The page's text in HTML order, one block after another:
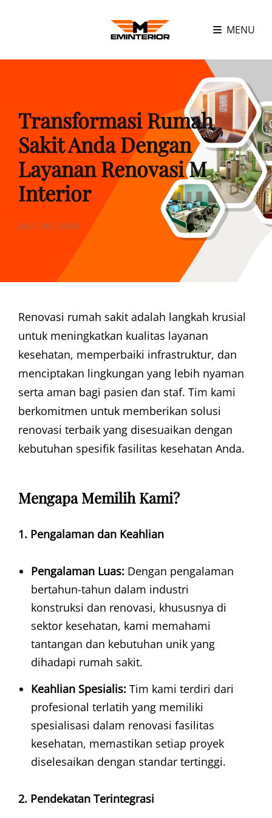
MENU
Transformasi Rumah
Sakit Anda Dengan
Layanan Renovasi M
Interior
POSTED
JULI 30, 2024
Renovasi rumah sakit adalah langkah krusial
untuk meningkatkan kualitas layanan
kesehatan, memperbaiki infrastruktur, dan
menciptakan lingkungan yang lebih nyaman
serta aman bagi pasien dan staf. Tim kami
berkomitmen untuk memberikan solusi
renovasi terbaik yang disesuaikan dengan
kebutuhan spesifik fasilitas kesehatan Anda.
Mengapa Memilih Kami?
1. Pengalaman dan Keahlian
Pengalaman Luas: Dengan pengalaman
bertahun-tahun dalam industri
konstruksi dan renovasi, khususnya di
sektor kesehatan, kami memahami
tantangan dan kebutuhan unik yang
dihadapi rumah sakit.
Keahlian Spesialis: Tim kami terdiri dari
profesional terlatih yang memiliki
spesialisasi dalam renovasi fasilitas
kesehatan, memastikan setiap proyek
diselesaikan dengan standar tertinggi.
2. Pendekatan Terintegrasi